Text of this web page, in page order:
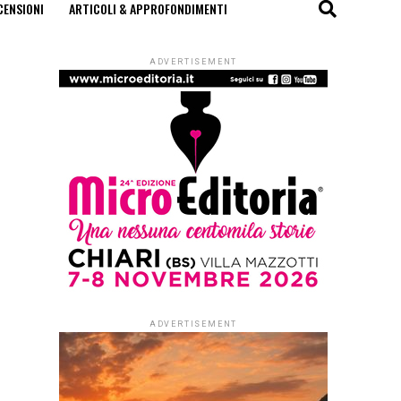
ARTICOLI & APPROFONDIMENTI
ADVERTISEMENT
ADVERTISEMENT